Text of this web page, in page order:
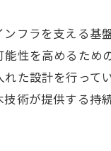
フラを支える基
性を高めるため
た設計を行って
術が提供する持